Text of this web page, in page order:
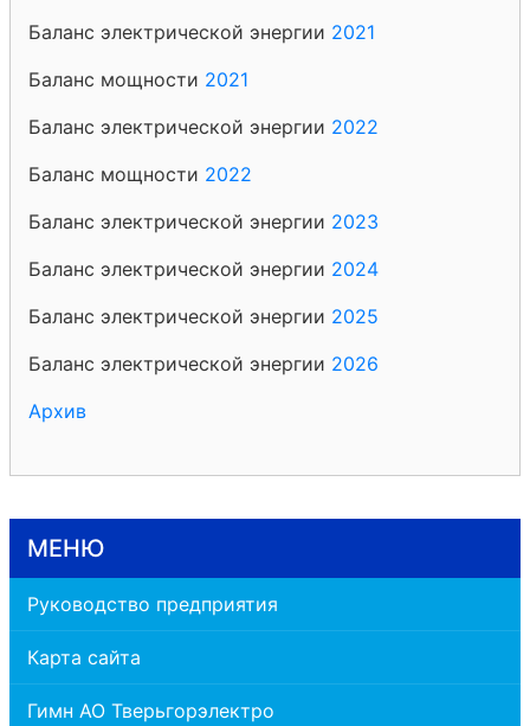
Баланс электрической энергии 2021
Баланс мощности 2021
Баланс электрической энергии 2022
Баланс мощности 2022
Баланс электрической энергии 2023
Баланс электрической энергии 2024
Баланс электрической энергии 2025
Баланс электрической энергии 2026
Архив
МЕНЮ
Руководство предприятия
Карта сайта
Гимн АО Тверьгорэлектро